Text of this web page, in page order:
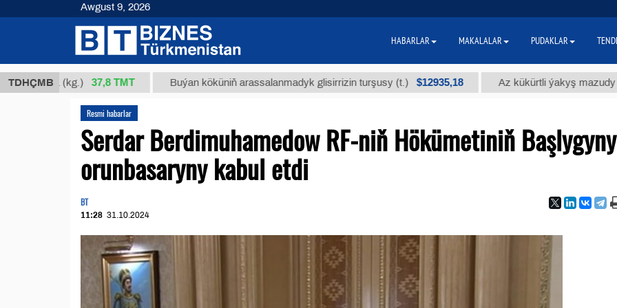
TDHÇMB
34/1 (kg.) 37,8 ТМТ Buýan köküniň arassalanmadyk glisirrizin turşusy (t.) $12935,18 Az kükürtli ýakyş mazudy (t.)
Resmi habarlar
Serdar Berdimuhamedow RF-niň Hökümetiniň
orunbasaryny kabul etdi
BT
11:28 31.10.2024
Awgust 9, 2026
HABARLAR MAKALALAR PUDAKLAR